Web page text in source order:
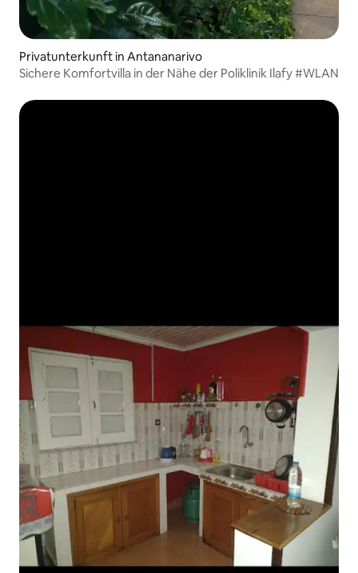
Privatunterkunft in Antananarivo
Sichere Komfortvilla in der Nähe der Poliklinik Ilafy #WLAN